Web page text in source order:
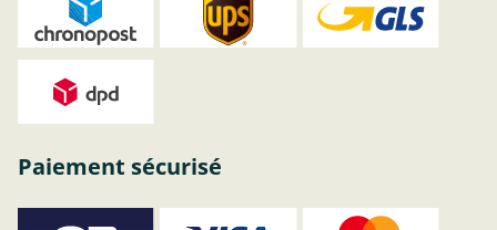
Paiement sécurisé